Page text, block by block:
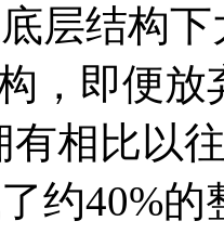
层结构
，即便
有相比以
约40%